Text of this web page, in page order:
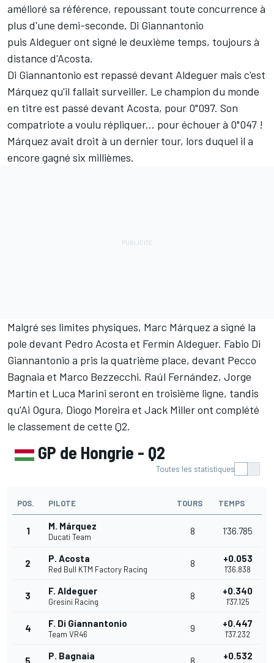
amélioré sa référence, repoussant toute concurrence à
plus d'une demi-seconde. Di Giannantonio
puis Aldeguer ont signé le deuxième temps, toujours à
distance d'Acosta.
Di Giannantonio est repassé devant Aldeguer mais c'est
Márquez qu'il fallait surveiller. Le champion du monde
en titre est passé devant Acosta, pour 0"097. Son
compatriote a voulu répliquer... pour échouer à 0"047 !
Márquez avait droit à un dernier tour, lors duquel il a
encore gagné six millièmes.
Malgré ses limites physiques, Marc Márquez a signé la
pole devant Pedro Acosta et Fermín Aldeguer. Fabio Di
Giannantonio a pris la quatrième place, devant Pecco
Bagnaia et Marco Bezzecchi. Raúl Fernández, Jorge
Martín et Luca Marini seront en troisième ligne, tandis
qu'Ai Ogura, Diogo Moreira et Jack Miller ont complété
le classement de cette Q2.
GP de Hongrie - Q2
Toutes les statistiques
POS. PILOTE TOURS TEMPS
1 M. Márquez
Ducati Team
8 1'36.785
2 P. Acosta
Red Bull KTM Factory Racing
8 +0.053
1'36.838
3 F. Aldeguer
Gresini Racing
8 +0.340
1'37.125
4 F. Di Giannantonio
Team VR46
9 +0.447
1'37.232
5 P. Bagnaia 8 +0.532